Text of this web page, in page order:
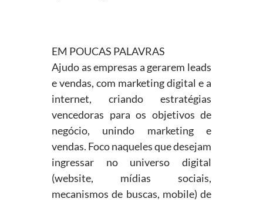
EM POUCAS PALAVRAS
Ajudo as empresas a gerarem leads
e vendas, com marketing digital e a
internet, criando estratégias
vencedoras para os objetivos de
negócio, unindo marketing e
vendas. Foco naqueles que desejam
ingressar no universo digital
(website, mídias sociais,
mecanismos de buscas, mobile) de